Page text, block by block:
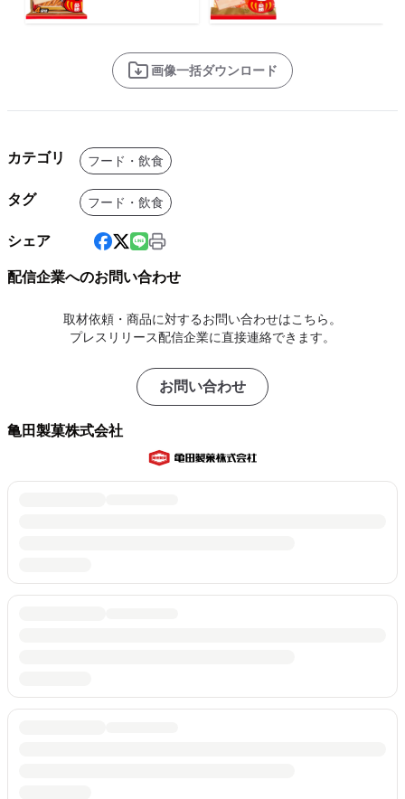
画像一括ダウンロード
カテゴリ フード・飲食
タグ フード・飲食
シェア
配信企業へのお問い合わせ
取材依頼・商品に対するお問い合わせはこちら。
プレスリリース配信企業に直接連絡できます。
お問い合わせ
亀田製菓株式会社